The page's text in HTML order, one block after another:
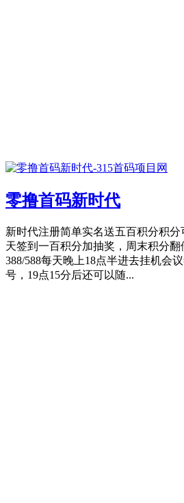
零撸首码新时代
新时代注册简单实名送五百积分积
天签到一百积分加抽奖，周末积分翻
388/588每天晚上18点半进去挂机会
号，19点15分后还可以随...